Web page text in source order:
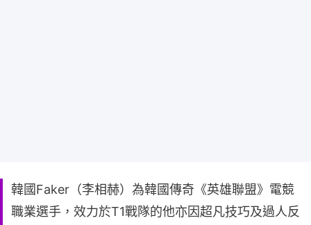
韓國Faker（李相赫）為韓國傳奇《英雄聯盟》電競
職業選手，效力於T1戰隊的他亦因超凡技巧及過人反